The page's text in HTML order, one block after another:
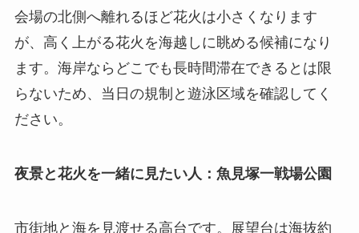
会場の北側へ離れるほど花火は小さくなります
が、高く上がる花火を海越しに眺める候補になり
ます。海岸ならどこでも長時間滞在できるとは限
らないため、当日の規制と遊泳区域を確認してく
ださい。
夜景と花火を一緒に見たい人：魚見塚一戦場公園
市街地と海を見渡せる高台です。展望台は海抜約